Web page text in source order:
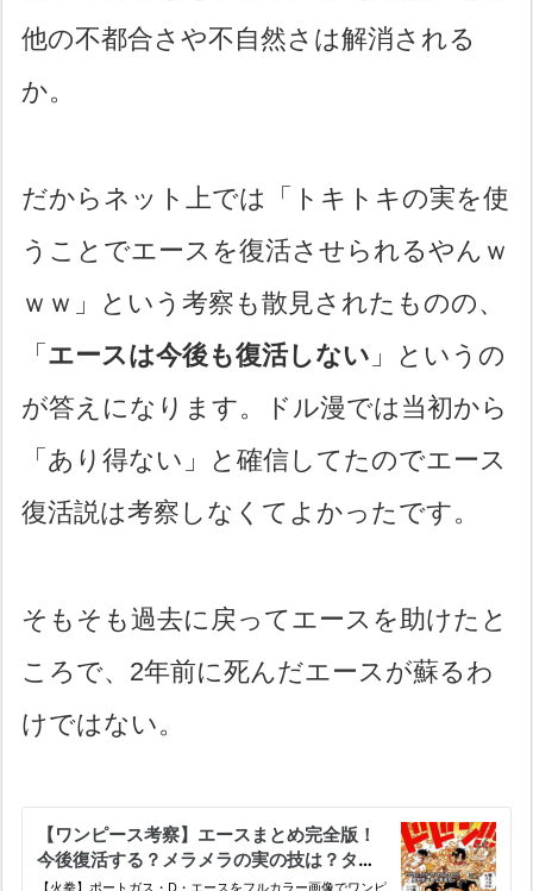
他の不都合さや不自然さは解消される
か。
だからネット上では「トキトキの実を使
うことでエースを復活させられるやんｗ
ｗｗ」という考察も散見されたものの、
「 エースは今後も復活しない 」というの
が答えになります。ドル漫では当初から
「あり得ない」と確信してたのでエース
復活説は考察しなくてよかったです。
そもそも過去に戻ってエースを助けたと
ころで、2年前に死んだエースが蘇るわ
けではない。